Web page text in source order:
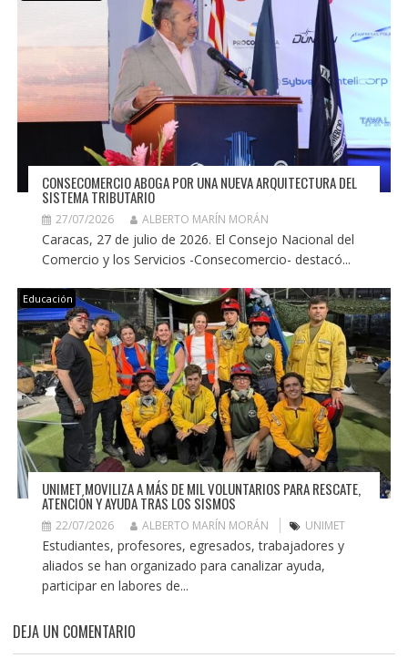
CONSECOMERCIO ABOGA POR UNA NUEVA ARQUITECTURA DEL
SISTEMA TRIBUTARIO
27/07/2026 ALBERTO MARÍN MORÁN
Caracas, 27 de julio de 2026. El Consejo Nacional del
Comercio y los Servicios -Consecomercio- destacó...
Educación
UNIMET MOVILIZA A MÁS DE MIL VOLUNTARIOS PARA RESCATE,
ATENCIÓN Y AYUDA TRAS LOS SISMOS
22/07/2026 ALBERTO MARÍN MORÁN UNIMET
Estudiantes, profesores, egresados, trabajadores y
aliados se han organizado para canalizar ayuda,
participar en labores de...
DEJA UN COMENTARIO